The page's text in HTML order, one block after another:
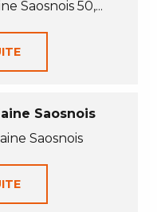
Saosnois 50,...
Saosnois
Saosnois